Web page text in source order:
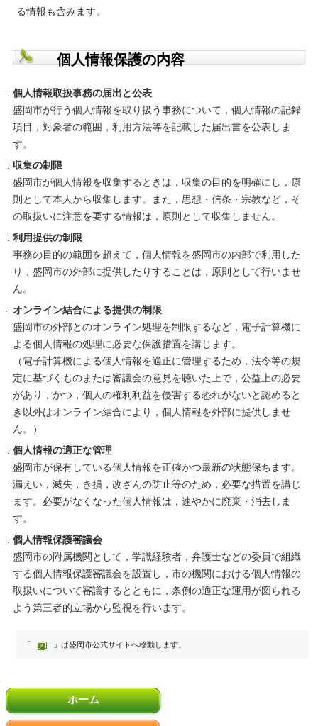
ホーム
る情報も含みます。
個人情報保護の内容
個人情報取扱事務の届出と公表
盛岡市が行う個人情報を取り扱う事務について，個人情報の記録
項目，対象者の範囲，利用方法等を記載した届出書を公表しま
す。
収集の制限
盛岡市が個人情報を収集するときは，収集の目的を明確にし，原
則として本人から収集します。また，思想・信条・宗教など，そ
の取扱いに注意を要する情報は，原則として収集しません。
利用提供の制限
事務の目的の範囲を超えて，個人情報を盛岡市の内部で利用した
り，盛岡市の外部に提供したりすることは，原則として行いませ
ん。
オンライン結合による提供の制限
盛岡市の外部とのオンライン処理を制限するなど，電子計算機に
よる個人情報の処理に必要な保護措置を講じます。
（電子計算機による個人情報を適正に管理するため，法令等の規
定に基づくものまたは審議会の意見を聴いた上で，公益上の必要
があり，かつ，個人の権利利益を侵害する恐れがないと認めると
き以外はオンライン結合により，個人情報を外部に提供しませ
ん。）
個人情報の適正な管理
盛岡市が保有している個人情報を正確かつ最新の状態保ちます。
漏えい，滅失，き損，改ざんの防止等のため，必要な措置を講じ
ます。必要がなくなった個人情報は，速やかに廃棄・消去しま
す。
個人情報保護審議会
盛岡市の附属機関として，学識経験者，弁護士などの委員で組織
する個人情報保護審議会を設置し，市の機関における個人情報の
取扱いについて審議するとともに，条例の適正な運用が図られる
よう第三者的立場から監視を行います。
「 」は盛岡市公式サイトへ移動します。